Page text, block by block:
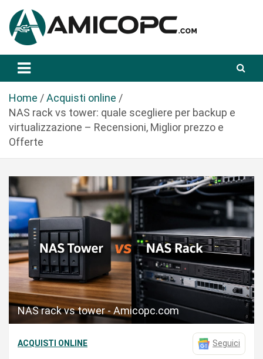
a
Amicopc.com
Home
Acquisti online
NAS rack vs tower: quale scegliere per backup e
virtualizzazione – Recensioni, Miglior prezzo e
Offerte
NAS rack vs tower - Amicopc.com
ACQUISTI ONLINE Seguici